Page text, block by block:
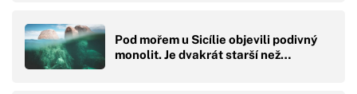
Pod mořem u Sicílie objevili podivný
monolit. Je dvakrát starší než…